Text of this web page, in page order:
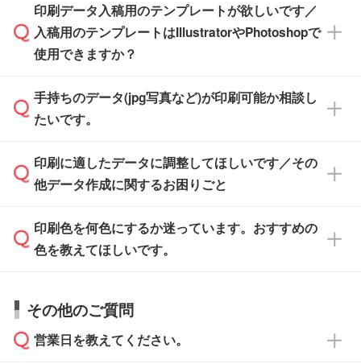
※土日祝日を除く営業日換算です。
※沖縄・離島は追加日数がかかります。
ザインソフトがなくても安心です。
また、「データ作成サービス
せいただければ、弊社にて無料でデザインデー
タを1点作成いたします。
IllustratorやPhotoshop、CLIP STUDIOなどのデ
ザインソフトでこだわりのデザインを作成した
い方は、完全データ入稿
積・ご注文フォームにアップロードしてご入稿
ください。
ご入稿後は経験豊富なスタッフがデータに不備
がないかチェックし、お客様と確認してから印
刷に進みますので、ご安心ください。
印刷データ入稿用のテンプレートが欲しいです／
入稿用のテンプレートはIllustratorやPhotoshopで
使用できますか？
一部商品は入稿用テンプレートのご用意があり
ます。各商品ページの『印刷方法・テンプレー
入稿用のテンプレートはPDF形式ですが、
IllustratorやPhotoshopで開いてご利用いただけ
方」をご確認ください。
手持ちのデータ(jpg写真など)が印刷可能か相談し
たいです。
印刷に適したデータ・解像度かどうか、担当ス
タッフが事前に確認いたします。
ムへ添付いただくか、担当スタッフ宛にメール
でお送りください。
い合わせください。
なお、印刷用データの作り方に関する詳細は、
印刷に適したデータに調整してほしいです／その
他データ作成に関するお困りごと
データ作成でお困りの際には、担当スタッフが
サポートいたしますのでお気軽にご相談くださ
から添付してお送りください。
印刷色を何色にするか迷っています。おすすめの
色を教えてほしいです。
お見積・ご注文・
相談いただきますと、担当スタッフがお客様の
ご希望や商品の本体色を確認し、印刷色をご提
その他のご質問
営業日を教えてください。